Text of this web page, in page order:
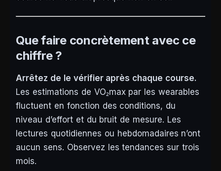
Que faire concrètement avec ce
chiffre ?
Arrêtez de le vérifier après chaque course.
Les estimations de VO₂max par les wearables
fluctuent en fonction des conditions, du
niveau d’effort et du bruit de mesure. Les
lectures quotidiennes ou hebdomadaires n’ont
aucun sens. Observez les tendances sur trois
mois.